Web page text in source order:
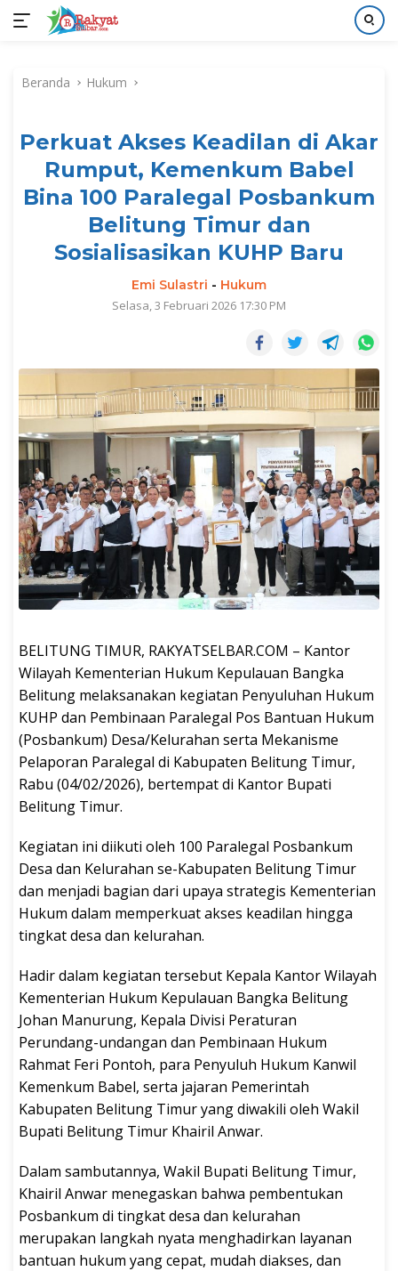
kontenBeranda Hukum
Perkuat Akses Keadilan di Akar
Rumput, Kemenkum Babel
Bina 100 Paralegal Posbankum
Belitung Timur dan
Sosialisasikan KUHP Baru
Emi Sulastri - Hukum
Selasa, 3 Februari 2026 17:30 PM
BELITUNG TIMUR, RAKYATSELBAR.COM – Kantor
Wilayah Kementerian Hukum Kepulauan Bangka
Belitung melaksanakan kegiatan Penyuluhan Hukum
KUHP dan Pembinaan Paralegal Pos Bantuan Hukum
(Posbankum) Desa/Kelurahan serta Mekanisme
Pelaporan Paralegal di Kabupaten Belitung Timur,
Rabu (04/02/2026), bertempat di Kantor Bupati
Belitung Timur.
Kegiatan ini diikuti oleh 100 Paralegal Posbankum
Desa dan Kelurahan se-Kabupaten Belitung Timur
dan menjadi bagian dari upaya strategis Kementerian
Hukum dalam memperkuat akses keadilan hingga
tingkat desa dan kelurahan.
Hadir dalam kegiatan tersebut Kepala Kantor Wilayah
Kementerian Hukum Kepulauan Bangka Belitung
Johan Manurung, Kepala Divisi Peraturan
Perundang-undangan dan Pembinaan Hukum
Rahmat Feri Pontoh, para Penyuluh Hukum Kanwil
Kemenkum Babel, serta jajaran Pemerintah
Kabupaten Belitung Timur yang diwakili oleh Wakil
Bupati Belitung Timur Khairil Anwar.
Dalam sambutannya, Wakil Bupati Belitung Timur,
Khairil Anwar menegaskan bahwa pembentukan
Posbankum di tingkat desa dan kelurahan
merupakan langkah nyata menghadirkan layanan
bantuan hukum yang cepat, mudah diakses, dan